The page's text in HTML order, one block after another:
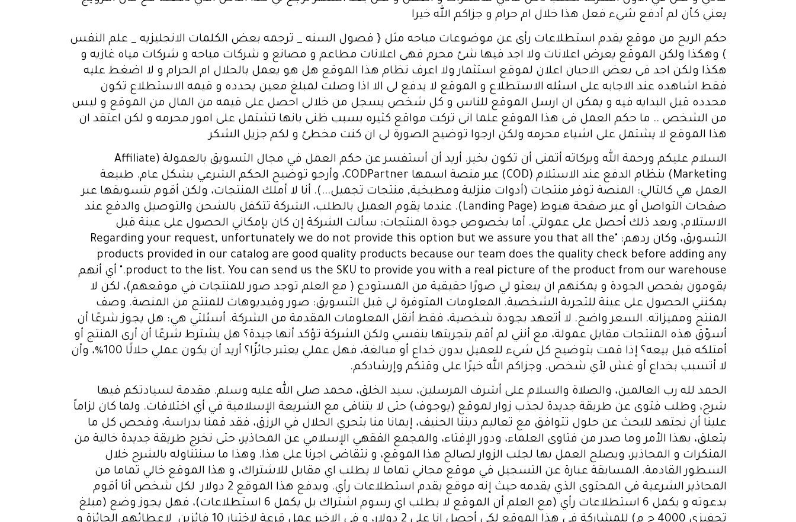
يعني كأن لم أدفع شيء فعل هذا خلال ام حرام و جزاكم الله خيرا
حكم الربح من موقع يقدم استطلاعات رأى عن موضوعات مباحه مثل { فصول السنه _ ترجمه بعض الكلمات الانجليزيه _ علم النفس
) وهكذا ولكن الموقع يعرض اعلانات ولا اجد فيها شئ محرم فهى اعلانات مطاعم و مصانع و شركات مباحه و شركات مياه غازيه و
هكذا ولكن اجد فى بعض الاحيان اعلان لموقع استثمار ولا اعرف نظام هذا الموقع هل هو يعمل بالحلال ام الحرام و لا اضغط عليه
فقط اشاهده عند الاجابه على اسئله الاستطلاع و الموقع لا يدفع لى الا اذا وصلت لمبلغ معين يحدده و قيمه الاستطلاع تكون
محدده قبل البدايه فيه و يمكن ان ارسل الموقع للناس و كل شخص يسجل من خلالى احصل على قيمه من المال من الموقع و ليس
من الشخص .. ما حكم العمل فى هذا الموقع علما انى تركت مواقع كثيره بسبب ظنى بانها تشتمل على امور محرمه و لكن اعتقد ان
هذا الموقع لا يشتمل على اشياء محرمه ولكن ارجوا توضيح الصورة لى ان كنت مخطئ و لكم جزيل الشكر
السلام عليكم ورحمة الله وبركاته أتمنى أن تكون بخير. أريد أن أستفسر عن حكم العمل في مجال التسويق بالعمولة (Affiliate
Marketing) بنظام الدفع عند الاستلام (COD) عبر منصة اسمها CODPartner، وأرجو توضيح الحكم الشرعي بشكل عام. طبيعة
العمل هي كالتالي: المنصة توفر منتجات (أدوات منزلية ومطبخية, منتجات تجميل...). أنا لا أملك المنتجات، ولكن أقوم بتسويقها عبر
صفحات التواصل أو عبر صفحة هبوط (Landing Page). عندما يقوم العميل بالطلب، الشركة تتكفل بالشحن والتوصيل والدفع عند
الاستلام، وبعد ذلك أحصل على عمولتي. أما بخصوص جودة المنتجات: سألت الشركة إن كان بإمكاني الحصول على عينة قبل
التسويق، وكان ردهم: "Regarding your request, unfortunately we do not provide this option but we assure you that all the
products provided in our catalog are good quality products because our team does the quality check before adding any
product to the list. You can send us the SKU to provide you with a real picture of the product from our warehouse." أي أنهم
يقومون بفحص الجودة و يمكنهم ان يبعثو لي صورًا حقيقية من المستودع ( مع العلم توجد صور للمنتجات في موقعهم)، لكن لا
يمكنني الحصول على عينة للتجربة الشخصية. المعلومات المتوفرة لي قبل التسويق: صور وفيديوهات للمنتج من المنصة. وصف
المنتج ومميزاته. السعر واضح. لا أتعهد بجودة شخصية، فقط أنقل المعلومات المقدمة من الشركة. أسئلتي هي: هل يجوز شرعًا أن
أسوّق هذه المنتجات مقابل عمولة، مع أنني لم أقم بتجربتها بنفسي ولكن الشركة تؤكد أنها جيدة؟ هل يشترط شرعًا أن أرى المنتج أو
أمتلكه قبل بيعه؟ إذا قمت بتوضيح كل شيء للعميل بدون خداع أو مبالغة، فهل عملي يعتبر جائزًا؟ أريد أن يكون عملي حلالًا 100%، وأن
لا أتسبب بخداع أو غش لأي شخص. وجزاكم الله خيرًا على وقتكم وإرشادكم.
الحمد لله رب العالمين، والصلاة ‏والسلام على أشرف المرسلين، سيد ‏الخلق، محمد صلى الله عليه وسلم.‏ مقدمة لسيادتكم فيها
شرح، وطلب ‏فتوى عن طريقة جديدة لجذب زوار لموقع (يوجوف) حتى لا يتنافى مع الشريعة ‏الإسلامية في أي اختلافات. ولما كان لزاماً
علينا أن نجتهد للبحث ‏عن حلول تتوافق مع تعاليم ديننا ‏الحنيف، إيمانا منا بتحري الحلال في ‏الرزق، فقد قمنا بدراسة، وفحص كل ما
يتعلق، بهذا الأمر وما ‏صدر من فتاوى العلماء، ودور ‏الإفتاء، والمجمع الفقهي الإسلامي ‏عن المحاذير، حتى نخرج طريقة ‏جديدة خالية من
المنكرات و المحاذير، ‏ويصلح العمل بها لجلب الزوار لصالح هذا الموقع، و نتقاضى اجرنا على هذا. وهذا ما ‏سنتناوله بالشرح خلال
السطور ‏القادمة.‏ المسابقة عبارة عن التسجيل في موقع مجاني تماما لا يطلب اي مقابل للاشتراك، و هذا الموقع خالي تماما من
المحاذير الشرعية في المحتوى الذي يقدمه حيث إنه موقع يقدم استطلاعات رأي. ويدفع هذا الموقع 2 دولار لكل شخص أنا أقوم
بدعوته و يكمل 6 استطلاعات رأي (مع العلم أن الموقع لا يطلب اي رسوم اشتراك بل يكمل 6 استطلاعات)، فهل يجوز وضع (مبلغ
تحفيزي 4000 ج م) للمشاركة في هذا الموقع لكي أحصل انا على 2 دولار، و في الاخير عمل قرعة لاختيار 10 فائزين لاعطائهم الجائزة و